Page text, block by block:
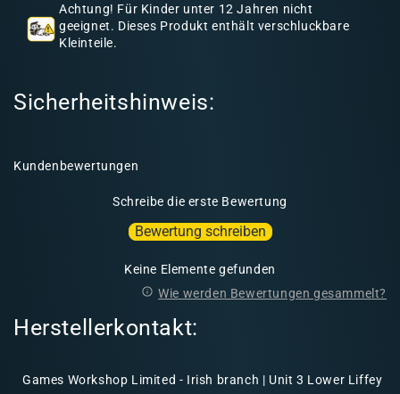
Achtung! Für Kinder unter 12 Jahren nicht
geeignet. Dieses Produkt enthält verschluckbare
Kleinteile.
Sicherheitshinweis:
Kundenbewertungen
Schreibe die erste Bewertung
Bewertung schreiben
Keine Elemente gefunden
Wie werden Bewertungen gesammelt?
Herstellerkontakt:
Games Workshop Limited - Irish branch | Unit 3 Lower Liffey